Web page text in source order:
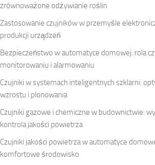
zrównoważone odżywianie roślin
Zastosowanie czujników w przemyśle
produkcji urządzeń
Bezpieczeństwo w automatyce domowej: rola
monitorowaniu i alarmowaniu
Czujniki w systemach inteligentnych szklarni:
wzrostu i plonowania
Czujniki gazowe i chemiczne w budownictwie:
kontrola jakości powietrza
Czujniki jakości powietrza w automatyce
komfortowe środowisko